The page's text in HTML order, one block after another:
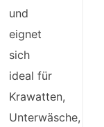
und
eignet
sich
ideal für
Krawatten,
Unterwäsche,